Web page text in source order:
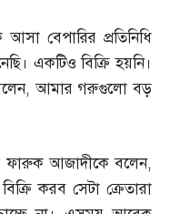
বেপারির প্রতিনিধি
একটিও বিক্রি হয়নি।
,আমার গরুগুলো বড়
ফারুক আজাদীকে বলেন,
করব সেটা ক্রেতারা